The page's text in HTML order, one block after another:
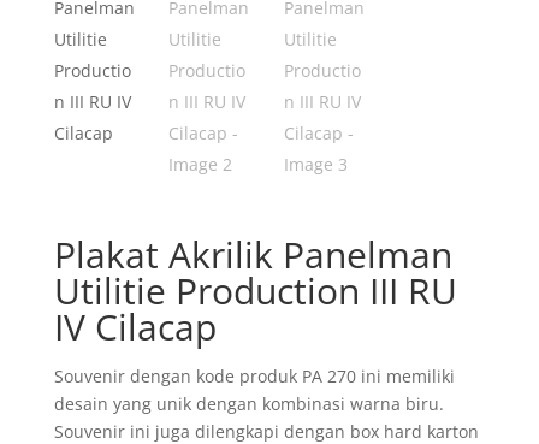
Plakat Akrilik Panelman
Utilitie Production III RU
IV Cilacap
Souvenir dengan kode produk PA 270 ini memiliki
desain yang unik dengan kombinasi warna biru.
Souvenir ini juga dilengkapi dengan box hard karton